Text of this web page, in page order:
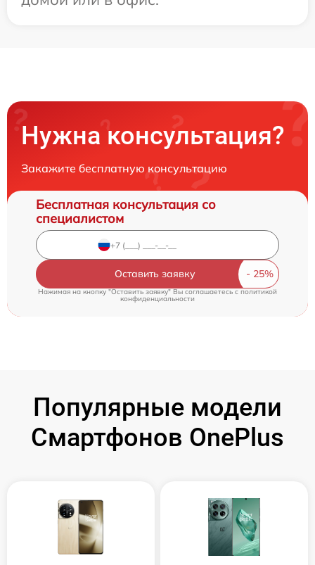
Нужна консультация?
Закажите бесплатную консультацию
Бесплатная консультация со
специалистом
Оставить заявку
Нажимая на кнопку "Оставить заявку" Вы соглашаетесь c политикой
конфиденциальности
Популярные модели
Смартфонов OnePlus